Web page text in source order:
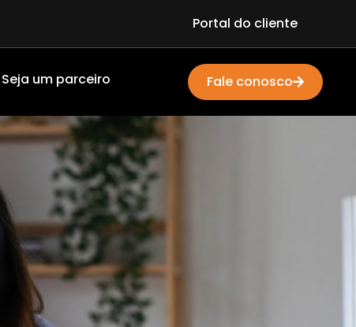
Portal do cliente
Seja um parceiro Fale conosco